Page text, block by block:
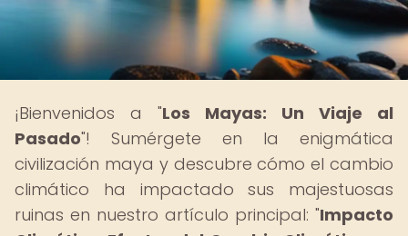
¡Bienvenidos a "Los Mayas: Un Viaje al
Pasado"! Sumérgete en la enigmática
civilización maya y descubre cómo el cambio
climático ha impactado sus majestuosas
ruinas en nuestro artículo principal: "Impacto